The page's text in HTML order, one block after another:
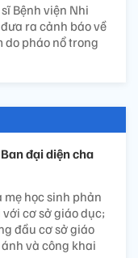
Bệnh viện Nhi
ra cảnh báo về
pháo nổ trong
đại diện cha
mẹ học sinh phản
cơ sở giáo dục;
đầu cơ sở giáo
và công khai